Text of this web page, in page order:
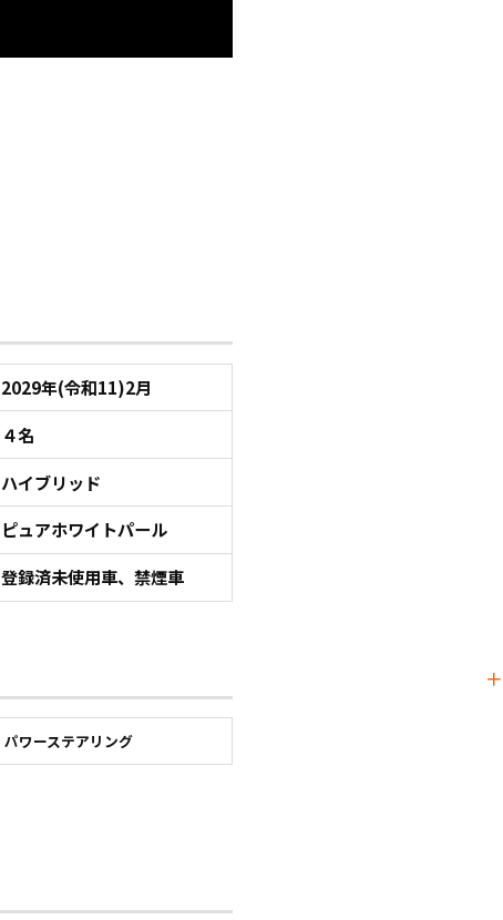
2029年(令和11)2月
４名
ハイブリッド
ピュアホワイトパール
登録済未使用車、禁煙車
パワーステアリング